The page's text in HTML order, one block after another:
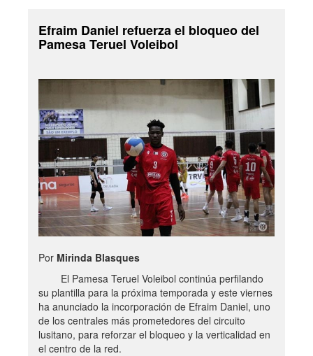
Efraim Daniel refuerza el bloqueo del
Pamesa Teruel Voleibol
Por Mirinda Blasques
El Pamesa Teruel Voleibol continúa perfilando
su plantilla para la próxima temporada y este viernes
ha anunciado la incorporación de Efraim Daniel, uno
de los centrales más prometedores del circuito
lusitano, para reforzar el bloqueo y la verticalidad en
el centro de la red.